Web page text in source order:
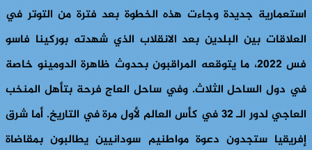
استعمارية جديدة وجاءت هذه الخطوة بعد فترة من التوتر في
العلاقات بين البلدين بعد الانقلاب الذي شهدته بوركينا فاسو
فس 2022، ما يتوقعه المراقبون بحدوث ظاهرة الدومينو خاصة
في دول الساحل الثلاث. وفي ساحل العاج فرحة بتأهل المنخب
العاجي لدور الـ 32 في كأس العالم لأول مرة في التاريخ. أما شرق
إفريقيا ستجدون دعوة مواطنيم سودانيين يطالبون بمقاضاة